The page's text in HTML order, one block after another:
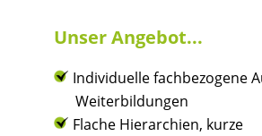
Unser Angebot...
Individuelle fachbezogene
Weiterbildungen
Flache Hierarchien, kurze